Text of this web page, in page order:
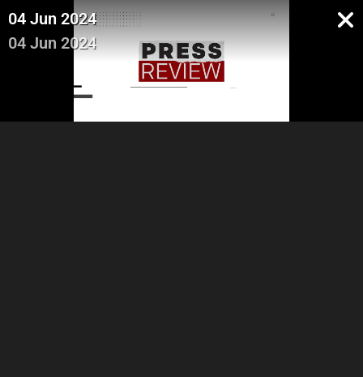
04 Jun 2024
04 Jun 2024